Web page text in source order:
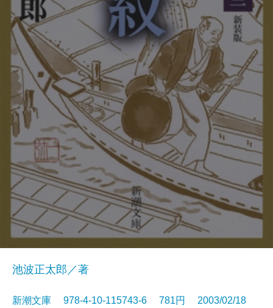
池波正太郎／著
新潮文庫 978-4-10-115743-6 781円 2003/02/18